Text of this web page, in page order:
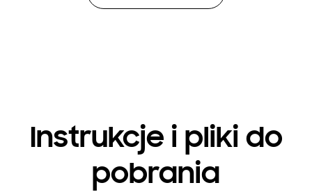
Instrukcje i pliki do
pobrania